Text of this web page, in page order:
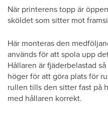
När printerens topp är
sköldet som sitter mot
Här monteras den
används för att spola upp
Hållaren är fjäderbelastad
höger för att göra plats för
rullen tills den sitter fast på
med hållaren korrekt.